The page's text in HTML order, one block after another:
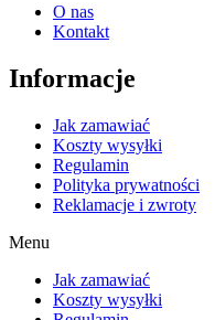
O nas
Kontakt
Informacje
Jak zamawiać
Koszty wysyłki
Regulamin
Polityka prywatności
Reklamacje i zwroty
Menu
Jak zamawiać
Koszty wysyłki